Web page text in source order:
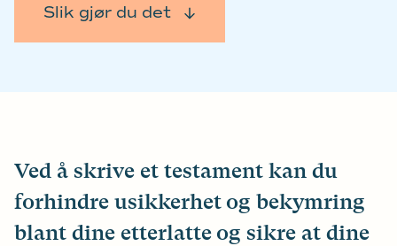
Slik gjør du det
Ved å skrive et testament kan du
forhindre usikkerhet og bekymring
blant dine etterlatte og sikre at dine